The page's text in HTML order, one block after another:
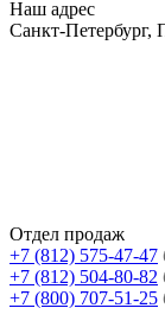
Наш адрес
Санкт-Петербург,
Отдел продаж
+7 (812) 575-47-47
+7 (812) 504-80-82
+7 (800) 707-51-25